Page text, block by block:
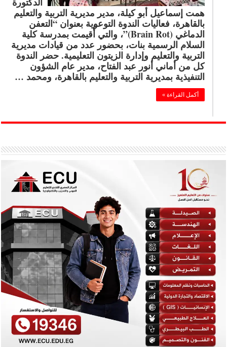
همت إسماعيل أبو كيلة، مدير مديرية التربية والتعليم
بالقاهرة، فعاليات الندوة التوعوية بعنوان “التعفن
الدماغي (Brain Rot)”، والتي أُقيمت بمدرسة كلية
السلام الرسمية بنات، بحضور عدد من قيادات مديرية
التربية والتعليم وإدارة الزيتون التعليمية. حضر الندوة
كل من أماني أنور عبد الفتاح، مدير عام الشؤون
التنفيذية بمديرية التربية والتعليم بالقاهرة، ومحمد …
أكمل القراءة »